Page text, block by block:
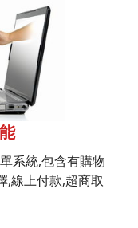
系統,包含有購物
,線上付款,超商取